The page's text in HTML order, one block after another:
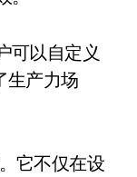
可以自定义
生产力场
它不仅在设